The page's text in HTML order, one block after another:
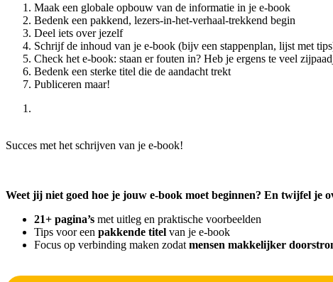
Maak een globale opbouw van de informatie in je e-book
Bedenk een pakkend, lezers-in-het-verhaal-trekkend begin
Deel iets over jezelf
Schrijf de inhoud van je e-book (bijv een stappenplan, lijst met
Check het e-book: staan er fouten in? Heb je ergens te veel
Bedenk een sterke titel die de aandacht trekt
Publiceren maar!
Succes met het schrijven van je e-book!
Weet jij niet goed hoe je jouw e-book moet beginnen? En twijfel je
21+ pagina’s met uitleg en praktische voorbeelden
Tips voor een pakkende titel van je e-book
Focus op verbinding maken zodat mensen makkelijker